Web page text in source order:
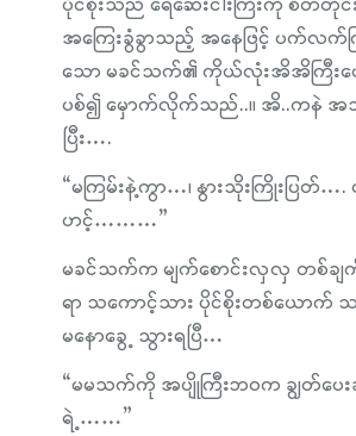
ပိုင်စိုးသည် ရေဆေးငါးကြီးကို စိတ်တိုင်
အကြေးခွံခွာသည့် အနေဖြင့် ပက်လက်က
သော မခင်သက်၏ ကိုယ်လုံးအိအိကြီးပေ
ပစ်၍ မှောက်လိုက်သည်..။ အိ..ကနဲ
ပြီး….
“မကြမ်းနဲ့ကွာ…၊ နွားသိုးကြိုးပြ
ဟင့်………”
မခင်သက်က မျက်စောင်းလှလှ တစ်ခ
ရာ သကောင့်သား ပိုင်စိုးတစ်ယောက်
မနောခွေ့ သွားရပြီ…
“မမသက်ကို အပျိုကြီးဘဝက ချွတ်ပေး
ရဲ့……”